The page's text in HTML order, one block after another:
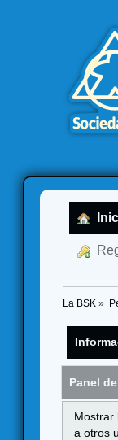
La BSK »
Panel
Mostrar
a otros